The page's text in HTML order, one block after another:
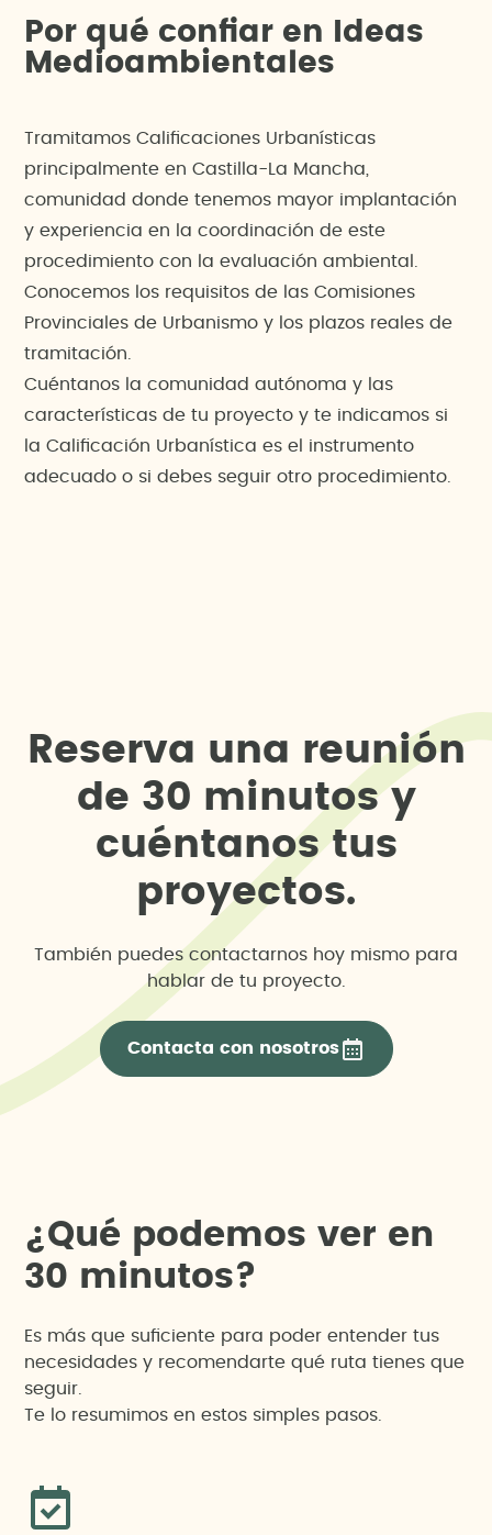
Por qué confiar en Ideas
Medioambientales
Tramitamos Calificaciones Urbanísticas
principalmente en Castilla-La Mancha,
comunidad donde tenemos mayor implantación
y experiencia en la coordinación de este
procedimiento con la evaluación ambiental.
Conocemos los requisitos de las Comisiones
Provinciales de Urbanismo y los plazos reales de
tramitación.
Cuéntanos la comunidad autónoma y las
características de tu proyecto y te indicamos si
la Calificación Urbanística es el instrumento
adecuado o si debes seguir otro procedimiento.
Reserva una reunión
d e 30 minutos y
cuéntanos tus
proyectos.
También puedes contactarnos hoy mismo para
hablar de tu proyecto.
Contacta con nosotros
¿Qué pod emos ver en
30 minutos?
Es más que suficiente para poder entender tus
necesidades y recomendarte qué ruta tienes que
seguir.
Te lo resumimos en estos simples pasos.